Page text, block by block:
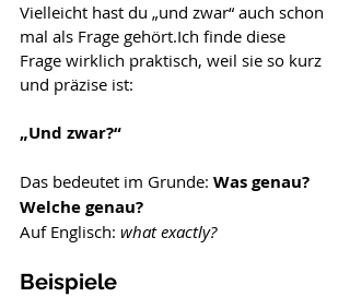
Vielleicht hast du „und zwar“ auch schon
mal als Frage gehört.Ich finde diese
Frage wirklich praktisch, weil sie so kurz
und präzise ist:
„Und zwar?“
Das bedeutet im Grunde: Was genau?
Welche genau?
Auf Englisch: what exactly?
Beispiele